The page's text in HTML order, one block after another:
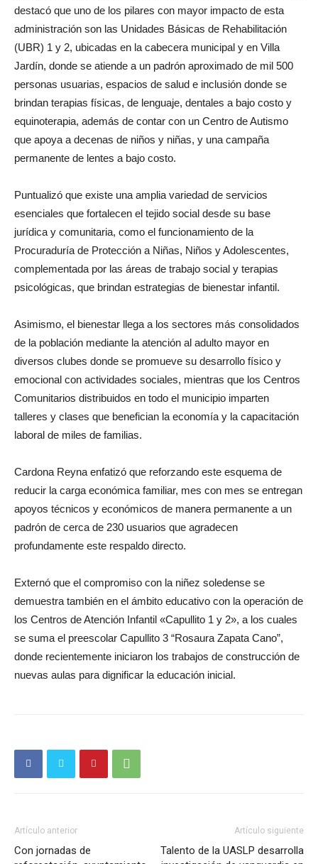
destacó que uno de los pilares con mayor impacto de esta
administración son las Unidades Básicas de Rehabilitación
(UBR) 1 y 2, ubicadas en la cabecera municipal y en Villa
Jardín, donde se atiende a un padrón aproximado de mil 500
personas usuarias, espacios de salud e inclusión donde se
brindan terapias físicas, de lenguaje, dentales a bajo costo y
equinoterapia, además de contar con un Centro de Autismo
que apoya a decenas de niños y niñas, y una campaña
permanente de lentes a bajo costo.
Puntualizó que existe una amplia variedad de servicios
esenciales que fortalecen el tejido social desde su base
jurídica y comunitaria, como el funcionamiento de la
Procuraduría de Protección a Niñas, Niños y Adolescentes,
complementada por las áreas de trabajo social y terapias
psicológicas, que brindan estrategias de bienestar infantil.
Asimismo, el bienestar llega a los sectores más consolidados
de la población mediante la atención al adulto mayor en
diversos clubes donde se promueve su desarrollo físico y
emocional con actividades sociales, mientras que los Centros
Comunitarios distribuidos en todo el municipio imparten
talleres y clases que benefician la economía y la capacitación
laboral de miles de familias.
Cardona Reyna enfatizó que reforzando este esquema de
reducir la carga económica familiar, mes con mes se entregan
apoyos técnicos y económicos de manera permanente a un
padrón de cerca de 230 usuarios que agradecen
profundamente este respaldo directo.
Externó que el compromiso con la niñez soledense se
demuestra también en el ámbito educativo con la operación de
los Centros de Atención Infantil «Capullito 1 y 2», a los cuales
se suma el preescolar Capullito 3 “Rosaura Zapata Cano”,
donde recientemente iniciaron los trabajos de construcción de
nuevas aulas para dignificar la educación inicial.
Artículo anterior
Con jornadas de
Artículo siguiente
Talento de la UASLP desarrolla